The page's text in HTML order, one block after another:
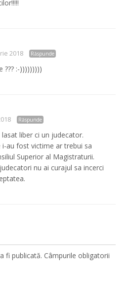
2018 Răspunde
??? :-)))))))))
Răspunde
liber ci un judecator.
i-au fost victime ar trebui sa
Superior al Magistraturii.
nu ai curajul sa incerci
fi publicată. Câmpurile obligatorii